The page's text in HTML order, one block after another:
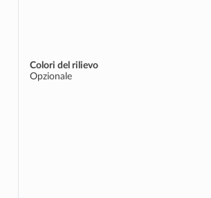
Colori del rilievo
Opzionale